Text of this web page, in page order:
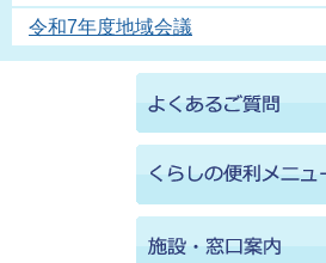
令和7年度地域会議